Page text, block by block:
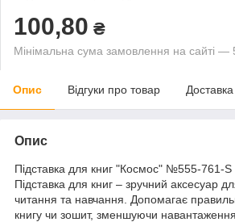
100,80 ₴
Мінімальна сума замовлення на сайті —
Опис Відгуки про товар Доставка
Опис
Підставка для книг "Космос" №555-761-S
Підставка для книг – зручний аксесуар
читання та навчання. Допомагає
книгу чи зошит, зменшуючи